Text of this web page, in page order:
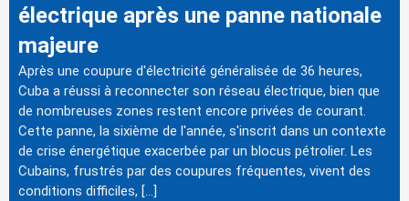
électrique après une panne nationale
majeure
Après une coupure d'électricité généralisée de 36 heures,
Cuba a réussi à reconnecter son réseau électrique, bien que
de nombreuses zones restent encore privées de courant.
Cette panne, la sixième de l'année, s'inscrit dans un contexte
de crise énergétique exacerbée par un blocus pétrolier. Les
Cubains, frustrés par des coupures fréquentes, vivent des
conditions difficiles, […]